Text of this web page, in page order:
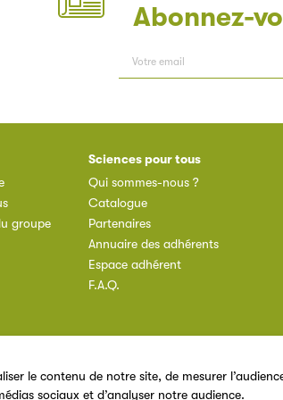
le contenu de notre site, de mesurer
sociaux et d’analyser notre audience.
Abonnez-
groupe
Sciences pour tous
Qui sommes-nous ?
Catalogue
Partenaires
Annuaire des adhérents
Espace adhérent
F.A.Q.